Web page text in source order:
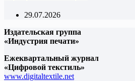
29.07.2026
Издательская группа
«Индустрия печати»
Ежеквартальный журнал
«Цифровой текстиль»
www.digitaltextile.net